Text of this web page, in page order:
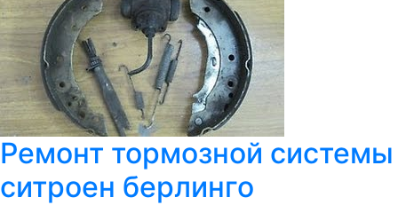
Ремонт тормозной системы
ситроен берлинго